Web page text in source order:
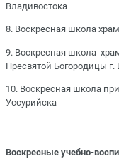
Владивостока
8. Воскресная школа
9. Воскресная школа
Пресвятой Богородицы г.
10. Воскресная школа
Уссурийска
Воскресные учебно-